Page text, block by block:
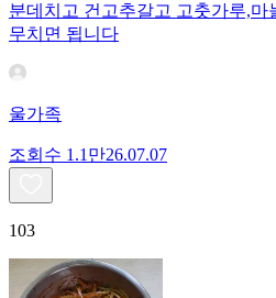
분데치고 건고추갈고 고춧가루,마
무치면 됩니다
울가족
조회수 1.1만26.07.07
103